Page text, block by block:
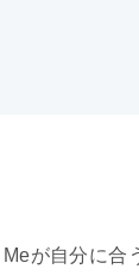
が自分に合